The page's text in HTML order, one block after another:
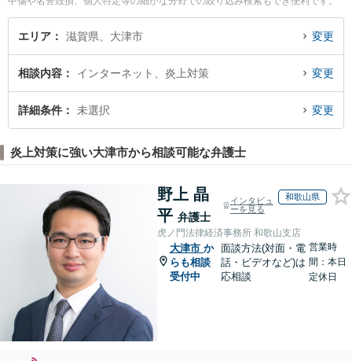
特に正木法律事務所の正木 大輔弁護士や西浦法律事務所の西浦 嘉博弁護士、湖
都経営法律事務所の田邉 拓也弁護士のプロフィール情報や弁護士費用、強みな
どが注目されています。『大津市で土日や夜間に発生した炎上対策のトラブル
の弁護士を検索したい』『初回相談無料で炎上対策を法律相談できる大津市内
の弁護士に相談予約したい』などでお困りの相談者さんにおすすめです。
エリア 滋賀県、大津市 変更
相談内容 インターネット、炎上対策 変更
詳細条件 未選択 変更
炎上対策に強い大津市から相談可能な弁護士
野上 晶
平 弁護士
インタビュ
ーを見る
和歌山県
虎ノ門法律経済事務所 和歌山支店
大津市 か
らも相談
受付中
面談方法(対面・電
話・ビデオなど)は
応相談
営業時
間：本日
定休日